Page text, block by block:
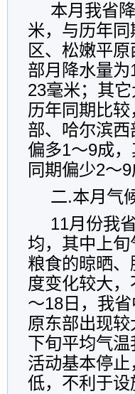
本月我省
米，与历年
区、松嫩平
部月降水量为
23毫米；其
历年同期比
部、哈尔滨
偏多1～9成
同期偏少2～9
二.本月气
11月份我
均，其中上
粮食的晾晒
度变化较大
～18 日，我
原东部出现
下旬平均气
活动基本停
低，不利于